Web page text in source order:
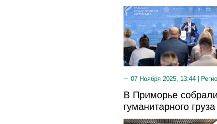
07 Ноября 2025, 13:44 |
В Приморье
гуманитарного